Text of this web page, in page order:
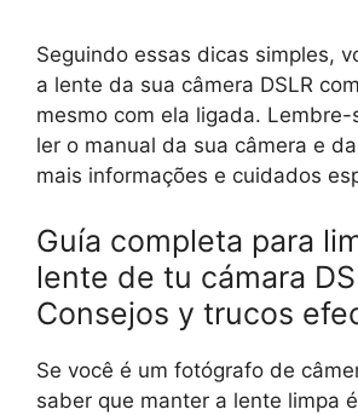
Seguindo essas dicas simples,
a lente da sua câmera DSLR
mesmo com ela ligada. Lembre-
ler o manual da sua câmera e
mais informações e cuidados
Guía completa para
lente de tu cámara
Consejos y trucos
Se você é um fotógrafo de
saber que manter a lente limpa